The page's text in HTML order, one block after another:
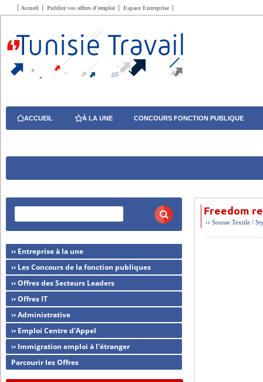
Accueil Publiez vos offres d’emploi Espace Entreprise
ACCUEIL À LA UNE CONCOURS FONCTION PUBLIQUE
Freedom
››Sousse Textile /
›› Entreprise à la une
›› Les Concours de la fonction publiques
›› Offres des Secteurs Leaders
›› Offres IT
›› Administrative
›› Emploi Centre d'Appel
›› Immigration emploi à l'étranger
Parcourir les Offres